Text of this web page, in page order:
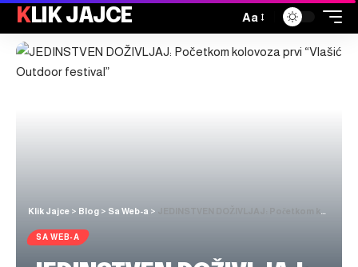
KLIK JAJCE Aa
Klik Jajce > Blog > Sa Web-a >
SA WEB-A